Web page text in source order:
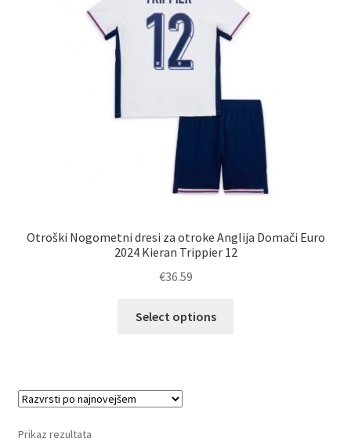
Otroški Nogometni dresi za otroke Anglija Domači Euro
2024 Kieran Trippier 12
€36.59
Select options
Prikaz rezultata